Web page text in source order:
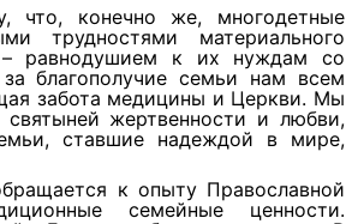
что, конечно же, многодетные
трудностями материального
– равнодушием к их нуждам со
благополучие семьи нам всем
забота медицины и Церкви. Мы
жертвенности и любви,
ставшие надеждой в мире,
к опыту Православной
семейные ценности.